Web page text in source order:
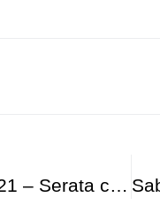
Martedi 16 Aprile ore 21 – Serata con l’autore